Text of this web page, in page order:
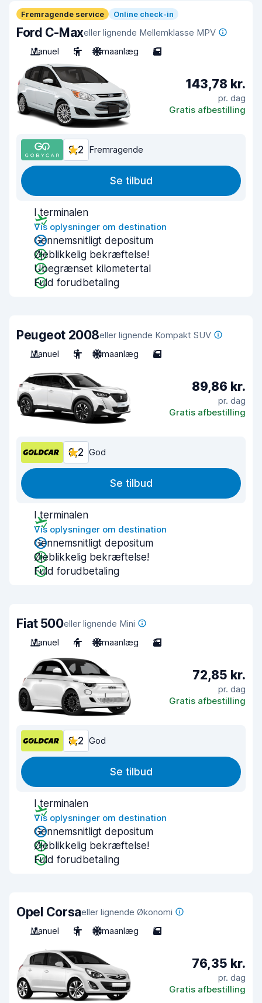
Fremragende service Online check-in
Ford C-Maxeller lignende Mellemklasse MPV
Manuel
5 Klimaanlæg 5
143,78 kr.
pr. dag
Gratis afbestilling
9,2 Fremragende
Se tilbud
I terminalen
Vis oplysninger om destination
Gennemsnitligt depositum
Øjeblikkelig bekræftelse!
Ubegrænset kilometertal
Fuld forudbetaling
Peugeot 2008eller lignende Kompakt SUV
Manuel
5 Klimaanlæg 5
89,86 kr.
pr. dag
Gratis afbestilling
8,2 God
Se tilbud
I terminalen
Vis oplysninger om destination
Gennemsnitligt depositum
Øjeblikkelig bekræftelse!
Fuld forudbetaling
Fiat 500eller lignende Mini
Manuel
4 Klimaanlæg 3
72,85 kr.
pr. dag
Gratis afbestilling
8,2 God
Se tilbud
I terminalen
Vis oplysninger om destination
Gennemsnitligt depositum
Øjeblikkelig bekræftelse!
Fuld forudbetaling
Opel Corsaeller lignende Økonomi
Manuel
5 Klimaanlæg 5
76,35 kr.
pr. dag
Gratis afbestilling